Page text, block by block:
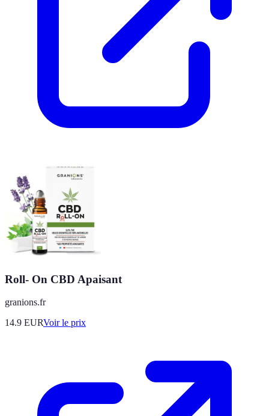
Roll- On CBD Apaisant
granions.fr
14.9 EURVoir le prix